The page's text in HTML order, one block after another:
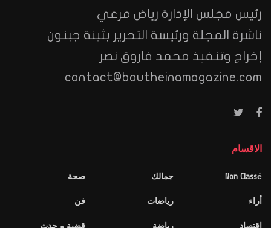
رئيس مجلس الإدارة رياض مرعي
ناشرة المجلة ورئيسة التحرير بثينة جبنون
إخراج وتنفيذ محمد فاروق نصر
contact@boutheinamagazine.com
الاقسام
Non Classé
أراء
جمالك
رياضات
صحة
فن